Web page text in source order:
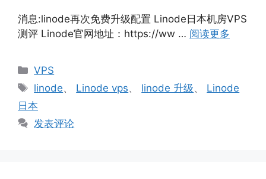
消息:linode再次免费升级配置 Linode日本机房VPS
测评 Linode官网地址：https://ww … 阅读更多
分
类
VPS
标
签
linode、 Linode vps、 linode 升级、 Linode
日本
发表评论